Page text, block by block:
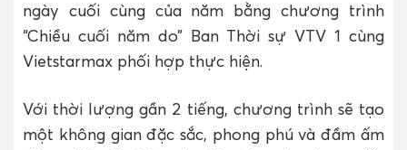
ngày cuối cùng của năm bằng chương trình
“Chiều cuối năm do” Ban Thời sự VTV 1 cùng
Vietstarmax phối hợp thực hiện.
Với thời lượng gần 2 tiếng, chương trình sẽ tạo
một không gian đặc sắc, phong phú và đầm ấm